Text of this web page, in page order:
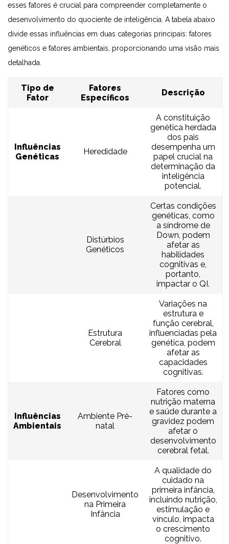
esses fatores é crucial para compreender completamente o
desenvolvimento do quociente de inteligência. A tabela abaixo
divide essas influências em duas categorias principais: fatores
genéticos e fatores ambientais, proporcionando uma visão mais
detalhada.
Tipo de
Fator
Fatores
Específicos
Descrição
Influências
Genéticas
Heredidade
A constituição
genética herdada
dos pais
desempenha um
papel crucial na
determinação da
inteligência
potencial.
Distúrbios
Genéticos
Certas condições
genéticas, como
a síndrome de
Down, podem
afetar as
habilidades
cognitivas e,
portanto,
impactar o QI.
Estrutura
Cerebral
Variações na
estrutura e
função cerebral,
influenciadas pela
genética, podem
afetar as
capacidades
cognitivas.
Influências
Ambientais
Ambiente Pré-
natal
Fatores como
nutrição materna
e saúde durante a
gravidez podem
afetar o
desenvolvimento
cerebral fetal.
Desenvolvimento
na Primeira
Infância
A qualidade do
cuidado na
primeira infância,
incluindo nutrição,
estimulação e
vínculo, impacta
o crescimento
cognitivo.